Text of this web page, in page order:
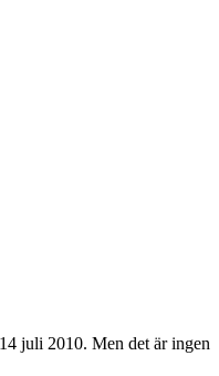
juli 2010. Men det är ingen